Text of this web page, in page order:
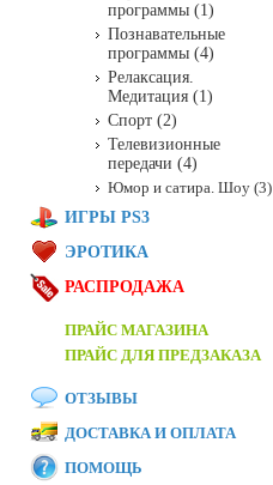
программы (1)
Познавательные
программы (4)
Релаксация.
Медитация (1)
Спорт (2)
Телевизионные
передачи (4)
Юмор и сатира. Шоу (3)
ИГРЫ PS3
ЭРОТИКА
РАСПРОДАЖА
ПРАЙС МАГАЗИНА
ПРАЙС ДЛЯ ПРЕДЗАКАЗА
ОТЗЫВЫ
ДОСТАВКА И ОПЛАТА
ПОМОЩЬ